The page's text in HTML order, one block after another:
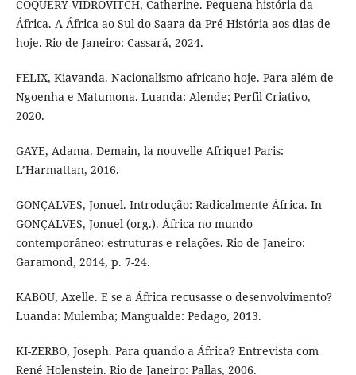
COQUERY-VIDROVITCH, Catherine. Pequena história da
África. A África ao Sul do Saara da Pré-História aos dias de
hoje. Rio de Janeiro: Cassará, 2024.
FELIX, Kiavanda. Nacionalismo africano hoje. Para além de
Ngoenha e Matumona. Luanda: Alende; Perfil Criativo,
2020.
GAYE, Adama. Demain, la nouvelle Afrique! Paris:
L’Harmattan, 2016.
GONÇALVES, Jonuel. Introdução: Radicalmente África. In
GONÇALVES, Jonuel (org.). África no mundo
contemporâneo: estruturas e relações. Rio de Janeiro:
Garamond, 2014, p. 7-24.
KABOU, Axelle. E se a África recusasse o desenvolvimento?
Luanda: Mulemba; Mangualde: Pedago, 2013.
KI-ZERBO, Joseph. Para quando a África? Entrevista com
René Holenstein. Rio de Janeiro: Pallas, 2006.